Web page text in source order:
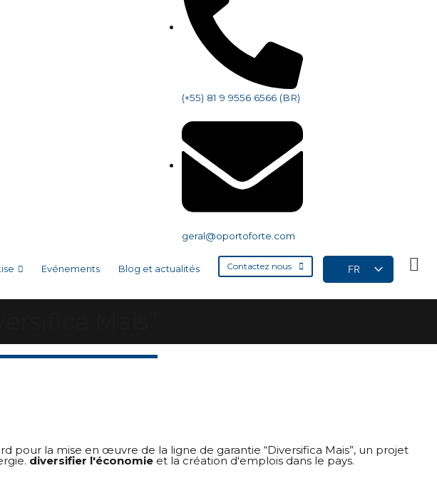
(+55) 81 9 9556 6566 (BR)
geral@oportoforte.com
Evénements Blog et actualités Contactez nous
FR
PT
EN
pour la mise en œuvre de la ligne de garantie “Diversifica Mais”, un projet
diversifier l'économie et la création d'emplois dans le pays.